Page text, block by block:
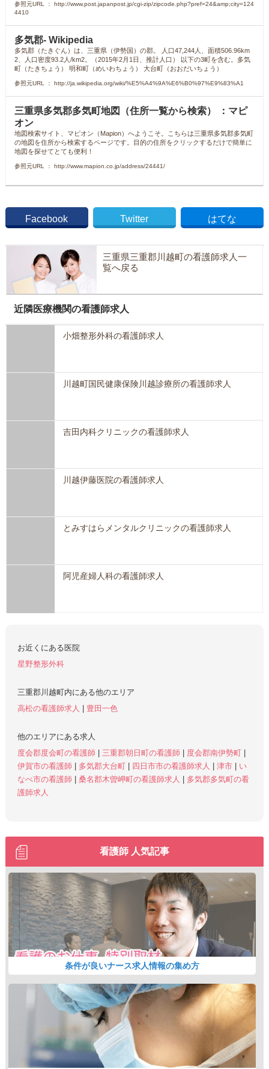
参照元URL ： http://www.post.japanpost.jp/cgi-zip/zipcode.php?pref=24&amp;city=124
4410
多気郡- Wikipedia
多気郡（たきぐん）は、三重県（伊勢国）の郡。 人口47,244人、面積506.96km
2、人口密度93.2人/km2。（2015年2月1日、推計人口） 以下の3町を含む。多気
町（たきちょう） 明和町（めいわちょう） 大台町（おおだいちょう）
参照元URL ： http://ja.wikipedia.org/wiki/%E5%A4%9A%E6%B0%97%E9%83%A1
三重県多気郡多気町地図（住所一覧から検索） ：マピ
オン
地図検索サイト、マピオン（Mapion）へようこそ。こちらは三重県多気郡多気町
の地図を住所から検索するページです。目的の住所をクリックするだけで簡単に
地図を探せてとても便利！
参照元URL ： http://www.mapion.co.jp/address/24441/
Facebook Twitter はてな
三重県三重郡川越町の看護師求人一
覧へ戻る
近隣医療機関の看護師求人
小畑整形外科の看護師求人
川越町国民健康保険川越診療所の看護師求人
吉田内科クリニックの看護師求人
川越伊藤医院の看護師求人
とみすはらメンタルクリニックの看護師求人
阿児産婦人科の看護師求人
お近くにある医院
星野整形外科
三重郡川越町内にある他のエリア
高松の看護師求人
豊田一色
他のエリアにある求人
度会郡度会町の看護師
三重郡朝日町の看護師 度会郡南伊勢町
伊賀市の看護師
多気郡大台町 四日市市の看護師求人 津市
い
なべ市の看護師
桑名郡木曽岬町の看護師求人
多気郡多気町の看
護師求人
看護師 人気記事
条件が良いナース求人情報の集め方